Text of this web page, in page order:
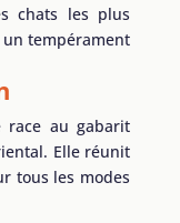
chats les plus
un tempérament
race au gabarit
Elle réunit
tous les modes